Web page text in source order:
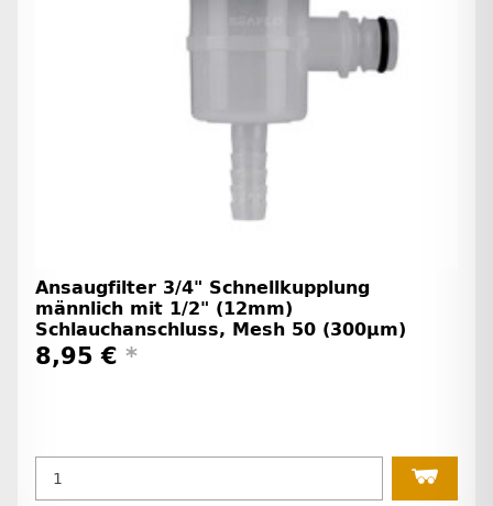
Ansaugfilter 3/4" Schnellkupplung
männlich mit 1/2" (12mm)
Schlauchanschluss, Mesh 50 (300µm)
8,95 € *